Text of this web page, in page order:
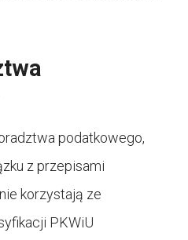
podatkowego,
z przepisami
korzystają ze
PKWiU